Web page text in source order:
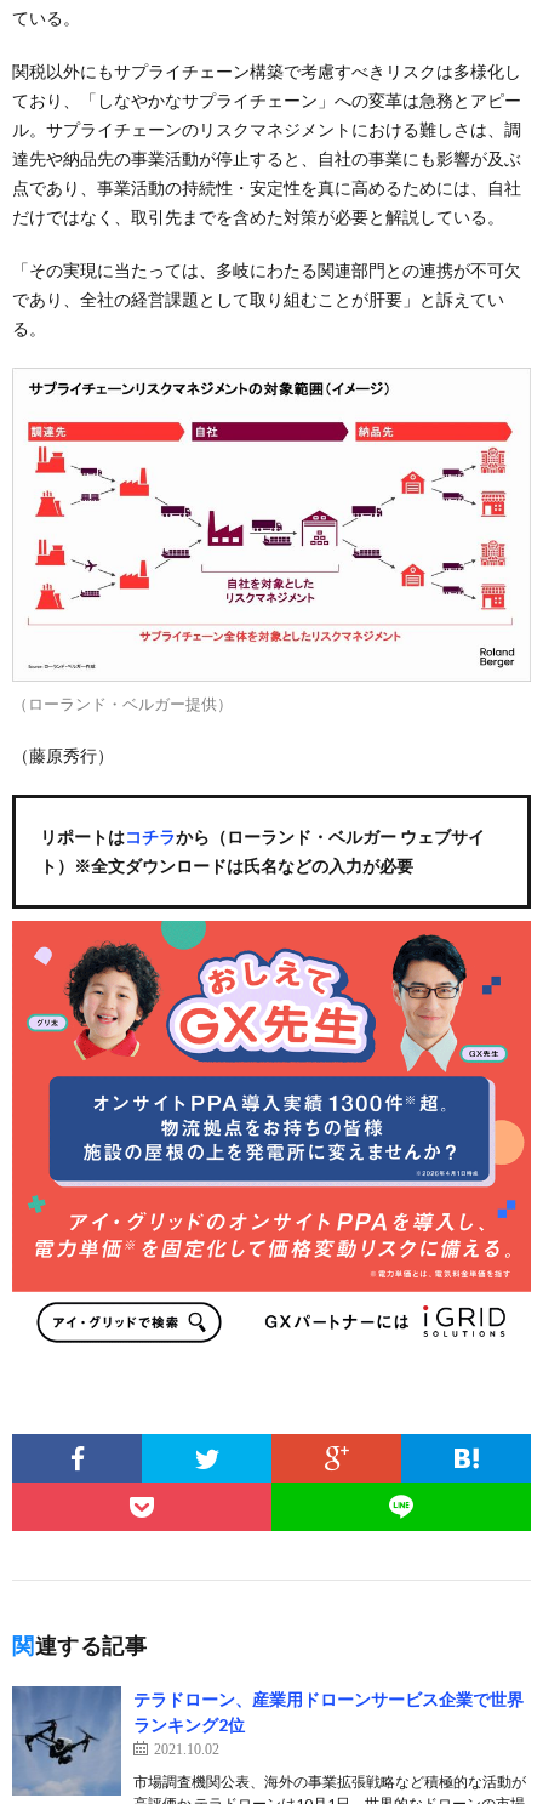
ている。
関税以外にもサプライチェーン構築で考慮すべきリスクは多様化し
ており、「しなやかなサプライチェーン」への変革は急務とアピー
ル。サプライチェーンのリスクマネジメントにおける難しさは、調
達先や納品先の事業活動が停止すると、自社の事業にも影響が及ぶ
点であり、事業活動の持続性・安定性を真に高めるためには、自社
だけではなく、取引先までを含めた対策が必要と解説している。
「その実現に当たっては、多岐にわたる関連部門との連携が不可欠
であり、全社の経営課題として取り組むことが肝要」と訴えてい
る。
（ローランド・ベルガー提供）
（藤原秀行）
リポートはコチラから（ローランド・ベルガー ウェブサイ
ト）※全文ダウンロードは氏名などの入力が必要
関連する記事
テラドローン、産業用ドローンサービス企業で世界
ランキング2位
2021.10.02
市場調査機関公表、海外の事業拡張戦略など積極的な活動が